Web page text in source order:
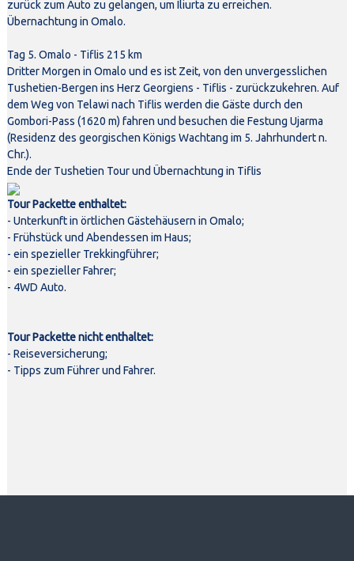
zurück zum Auto zu gelangen, um Iliurta zu erreichen.
Übernachtung in Omalo.
Tag 5. Omalo - Tiflis 215 km
Dritter Morgen in Omalo und es ist Zeit, von den unvergesslichen
Tushetien-Bergen ins Herz Georgiens - Tiflis - zurückzukehren. Auf
dem Weg von Telawi nach Tiflis werden die Gäste durch den
Gombori-Pass (1620 m) fahren und besuchen die Festung Ujarma
(Residenz des georgischen Königs Wachtang im 5. Jahrhundert n.
Chr.).
Ende der Tushetien Tour und Übernachtung in Tiflis
Tour Packette enthaltet:
- Unterkunft in örtlichen Gästehäusern in Omalo;
- Frühstück und Abendessen im Haus;
- ein spezieller Trekkingführer;
- ein spezieller Fahrer;
- 4WD Auto.
Tour Packette nicht enthaltet:
- Reiseversicherung;
- Tipps zum Führer und Fahrer.